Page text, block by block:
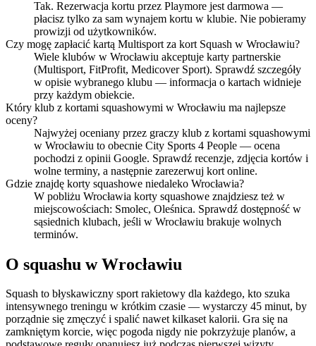
Tak. Rezerwacja kortu przez Playmore jest darmowa —
płacisz tylko za sam wynajem kortu w klubie. Nie pobieramy
prowizji od użytkowników.
Czy mogę zapłacić kartą Multisport za kort Squash w Wrocławiu?
Wiele klubów w Wrocławiu akceptuje karty partnerskie
(Multisport, FitProfit, Medicover Sport). Sprawdź szczegóły
w opisie wybranego klubu — informacja o kartach widnieje
przy każdym obiekcie.
Który klub z kortami squashowymi w Wrocławiu ma najlepsze
oceny?
Najwyżej oceniany przez graczy klub z kortami squashowymi
w Wrocławiu to obecnie City Sports 4 People — ocena
pochodzi z opinii Google. Sprawdź recenzje, zdjęcia kortów i
wolne terminy, a następnie zarezerwuj kort online.
Gdzie znajdę korty squashowe niedaleko Wrocławia?
W pobliżu Wrocławia korty squashowe znajdziesz też w
miejscowościach: Smolec, Oleśnica. Sprawdź dostępność w
sąsiednich klubach, jeśli w Wrocławiu brakuje wolnych
terminów.
O squashu w Wrocławiu
Squash to błyskawiczny sport rakietowy dla każdego, kto szuka
intensywnego treningu w krótkim czasie — wystarczy 45 minut, by
porządnie się zmęczyć i spalić nawet kilkaset kalorii. Gra się na
zamkniętym korcie, więc pogoda nigdy nie pokrzyżuje planów, a